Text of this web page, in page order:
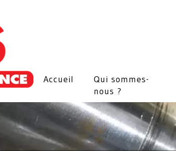
Accueil
Qui sommes-
nous ?